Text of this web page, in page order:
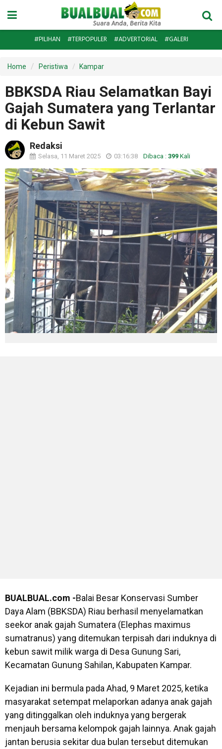
#PILIHAN #TERPOPULER #ADVERTORIAL #GALERI
Home Peristiwa Kampar
BBKSDA Riau Selamatkan Bayi
Gajah Sumatera yang Terlantar
di Kebun Sawit
Redaksi
Selasa, 11 Maret 2025 03:16:38 Dibaca : 399 Kali
BUALBUAL.com -Balai Besar Konservasi Sumber
Daya Alam (BBKSDA) Riau berhasil menyelamatkan
seekor anak gajah Sumatera (Elephas maximus
sumatranus) yang ditemukan terpisah dari induknya di
kebun sawit milik warga di Desa Gunung Sari,
Kecamatan Gunung Sahilan, Kabupaten Kampar.
Kejadian ini bermula pada Ahad, 9 Maret 2025, ketika
masyarakat setempat melaporkan adanya anak gajah
yang ditinggalkan oleh induknya yang bergerak
menjauh bersama kelompok gajah lainnya. Anak gajah
jantan berusia sekitar dua bulan tersebut ditemukan